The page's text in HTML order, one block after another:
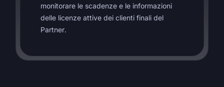
monitorare le scadenze e le informazioni
delle licenze attive dei clienti finali del
Partner.